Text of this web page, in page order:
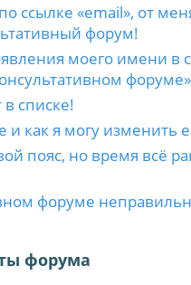
ссылке «email», от
форум!
моего имени в
списке!
и как я могу изменить
пояс, но время всё
форуме
форума